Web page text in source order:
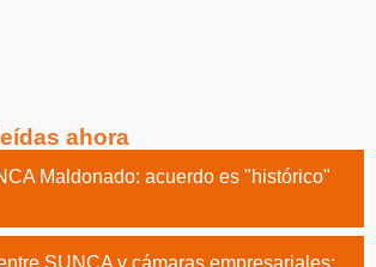
ahora
Maldonado: acuerdo es "histórico"